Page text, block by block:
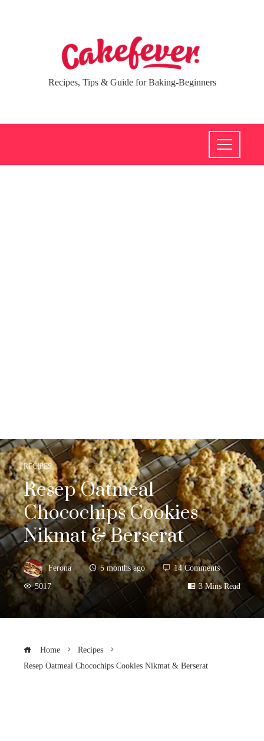
Recipes, Tips & Guide for Baking-Beginners
RECIPES
Resep Oatmeal
Chocochips Cookies
Nikmat & Berserat
Ferona 5 months ago 14 Comments
5017 3 Mins Read
Home
Recipes
Resep Oatmeal Chocochips Cookies Nikmat & Berserat